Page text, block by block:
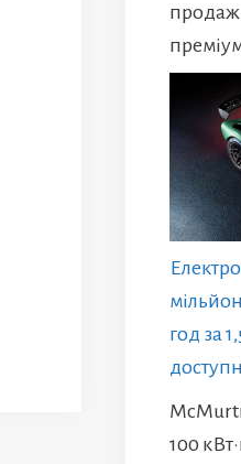
продаж
год за
100